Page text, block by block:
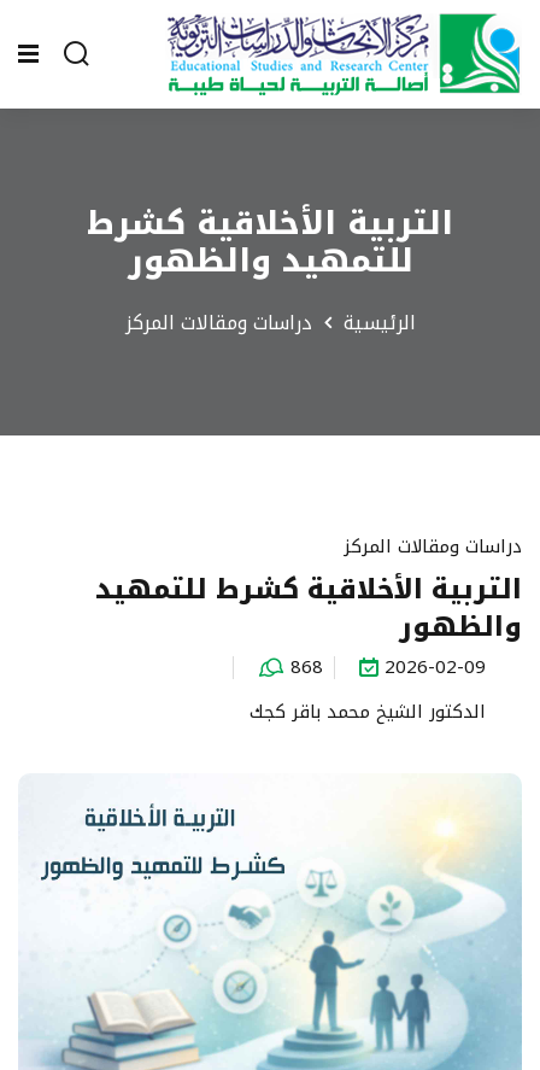
التربية الأخلاقية كشرط
للتمهيد والظهور
الرئيسية دراسات ومقالات المركز
دراسات ومقالات المركز
التربية الأخلاقية كشرط للتمهيد
والظهور
2026-02-09
868
الدكتور الشيخ محمد باقر كجك